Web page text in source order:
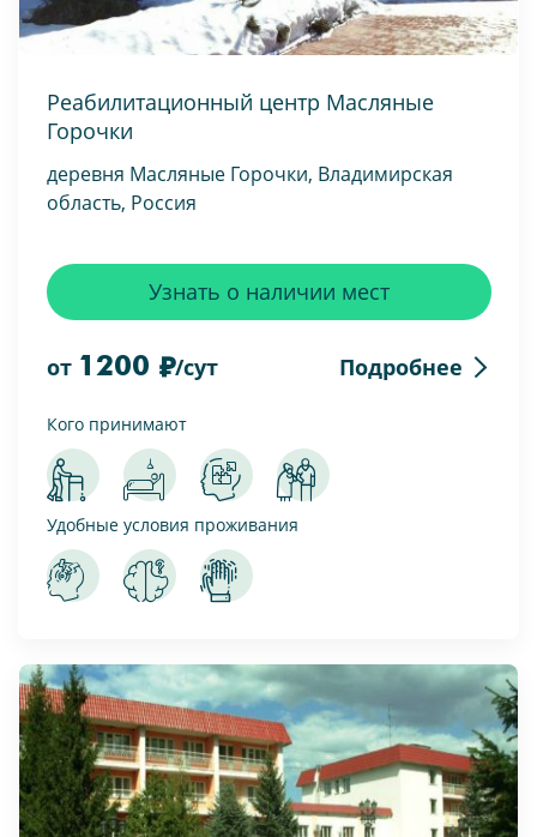
Реабилитационный центр Масляные
Горочки
деревня Масляные Горочки, Владимирская
область, Россия
от 1200 /сут Подробнее
Узнать о наличии мест
Кого принимают
Удобные условия проживания